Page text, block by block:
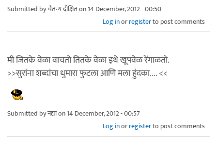
Submitted byचैतन्य दीक्षितon 14 December, 2012 - 00:50
Log inorregisterto post comments
मी जितके वेळा वाचतो तितके वेळा इथे खूपवेळ रेंगाळतो.
>>सुरांना शब्दांचा धुमारा फुटला आणि मला हुंदका.... <<
Submitted byनंद्याon 14 December, 2012 - 00:57
Log inorregisterto post comments